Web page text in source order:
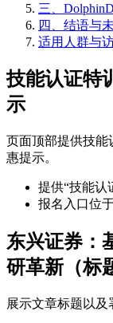
三、
四、结语与
适用人群与
技能认证特
示
页面顶部提供技能
惠提示。
提供“技能认
报名入口位
东兴证券：
研革新（标
展示文章标题以及